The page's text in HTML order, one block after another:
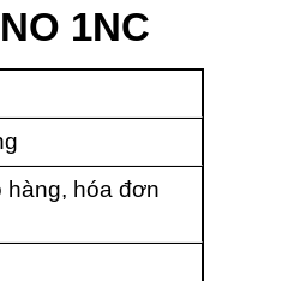
1NC
hàng, hóa đơn